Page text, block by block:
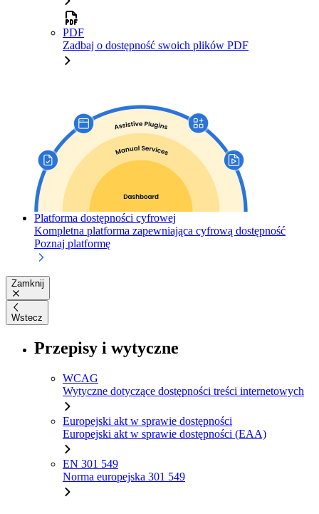
PDF
Zadbaj o dostępność swoich plików PDF
Platforma dostępności cyfrowej
Kompletna platforma zapewniająca cyfrową dostępność
Poznaj platformę
Zamknij
Wstecz
Przepisy i wytyczne
WCAG
Wytyczne dotyczące dostępności treści internetowych
Europejski akt w sprawie dostępności
Europejski akt w sprawie dostępności (EAA)
EN 301 549
Norma europejska 301 549